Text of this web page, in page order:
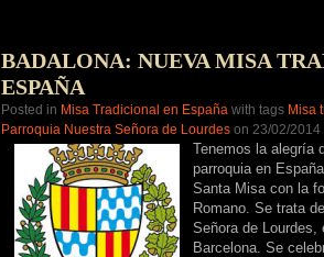
BADALONA: NUEVA MISA
ESPAÑA
Posted in Misa Tradicional en España with tags Misa
Parroquia Nuestra Señora de Lourdes on 23/02/
Tenemos la alegría
parroquia en
Santa Misa con la
Romano. Se trata
Señora de Lourdes,
Barcelona. Se